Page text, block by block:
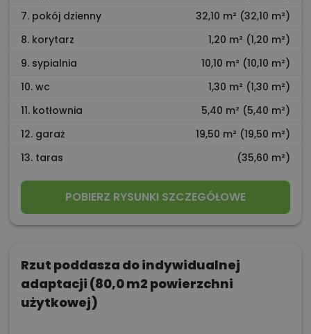
7. pokój dzienny
32,10 m² (32,10 m²)
8. korytarz
1,20 m² (1,20 m²)
9. sypialnia
10,10 m² (10,10 m²)
10. wc
1,30 m² (1,30 m²)
11. kotłownia
5,40 m² (5,40 m²)
12. garaż
19,50 m² (19,50 m²)
13. taras
(35,60 m²)
POBIERZ RYSUNKI SZCZEGÓŁOWE
Rzut poddasza do indywidualnej
adaptacji (80,0 m2 powierzchni
użytkowej)